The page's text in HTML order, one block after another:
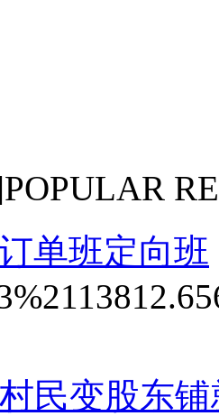
POPULAR
单班定向班
民变股东铺